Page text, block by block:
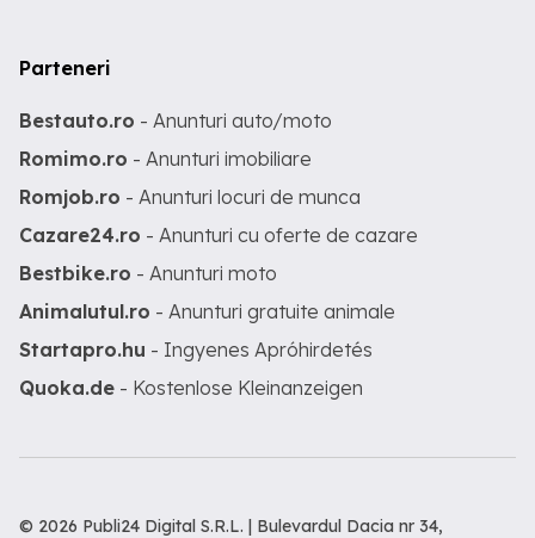
Parteneri
Bestauto.ro - Anunturi auto/moto
Romimo.ro - Anunturi imobiliare
Romjob.ro - Anunturi locuri de munca
Cazare24.ro - Anunturi cu oferte de cazare
Bestbike.ro - Anunturi moto
Animalutul.ro - Anunturi gratuite animale
Startapro.hu - Ingyenes Apróhirdetés
Quoka.de - Kostenlose Kleinanzeigen
© 2026 Publi24 Digital S.R.L. | Bulevardul Dacia nr 34,